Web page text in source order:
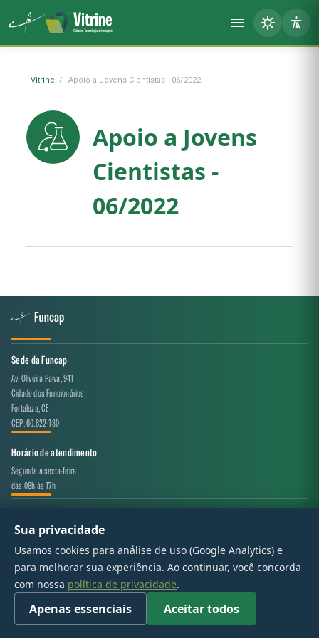
Vitrine Apoio a Jovens Cientistas - 06/2022
Apoio a Jovens
Cientistas -
06/2022
Sede da Funcap
Av. Oliveira Paiva, 941
Cidade dos Funcionários
Fortaleza, CE
CEP: 60.822-130
Horário de atendimento
Segunda a sexta-feira
das 08h às 17h
projeto.avaliacao@funcap.ce.gov.br
© 2017 - 2026 — Governo do Estado do Ceará | Todos os direitos reservados
Sua privacidade
Usamos cookies para análise de uso (Google Analytics) e
para melhorar sua experiência. Ao continuar, você concorda
com nossa política de privacidade.
Apenas essenciais Aceitar todos